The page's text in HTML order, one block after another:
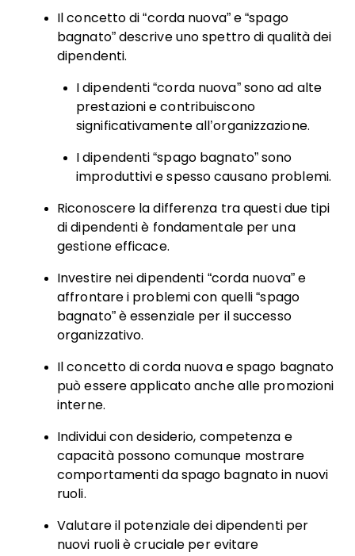
Il concetto di “corda nuova” e “spago
bagnato” descrive uno spettro di qualità dei
dipendenti.
I dipendenti “corda nuova” sono ad alte
prestazioni e contribuiscono
significativamente all’organizzazione.
I dipendenti “spago bagnato” sono
improduttivi e spesso causano problemi.
Riconoscere la differenza tra questi due tipi
di dipendenti è fondamentale per una
gestione efficace.
Investire nei dipendenti “corda nuova” e
affrontare i problemi con quelli “spago
bagnato” è essenziale per il successo
organizzativo.
Il concetto di corda nuova e spago bagnato
può essere applicato anche alle promozioni
interne.
Individui con desiderio, competenza e
capacità possono comunque mostrare
comportamenti da spago bagnato in nuovi
ruoli.
Valutare il potenziale dei dipendenti per
nuovi ruoli è cruciale per evitare